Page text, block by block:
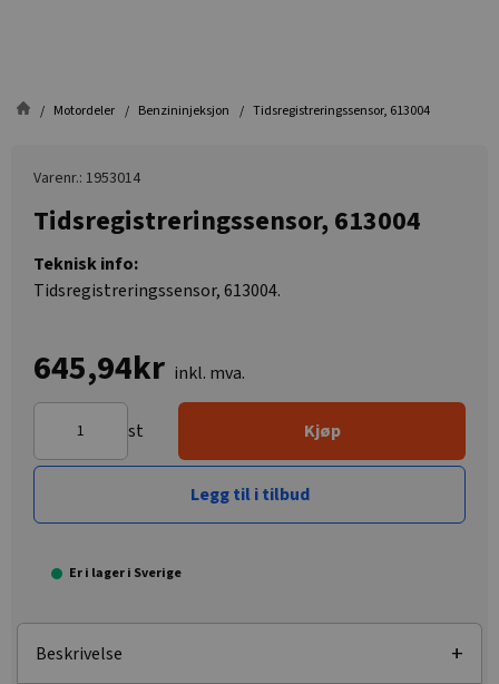
Motordeler Benzininjeksjon Tidsregistreringssensor, 613004
Varenr.: 1953014
Tidsregistreringssensor, 613004
Teknisk info:
Tidsregistreringssensor, 613004.
645,94kr inkl. mva.
st Kjøp
Legg til i tilbud
Er i lager i Sverige
Beskrivelse